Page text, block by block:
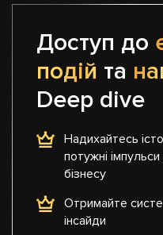
Доступ до
подій та
Deeр dive
Надихайтесь
потужні
бізнесу
Отримайте
інсайди